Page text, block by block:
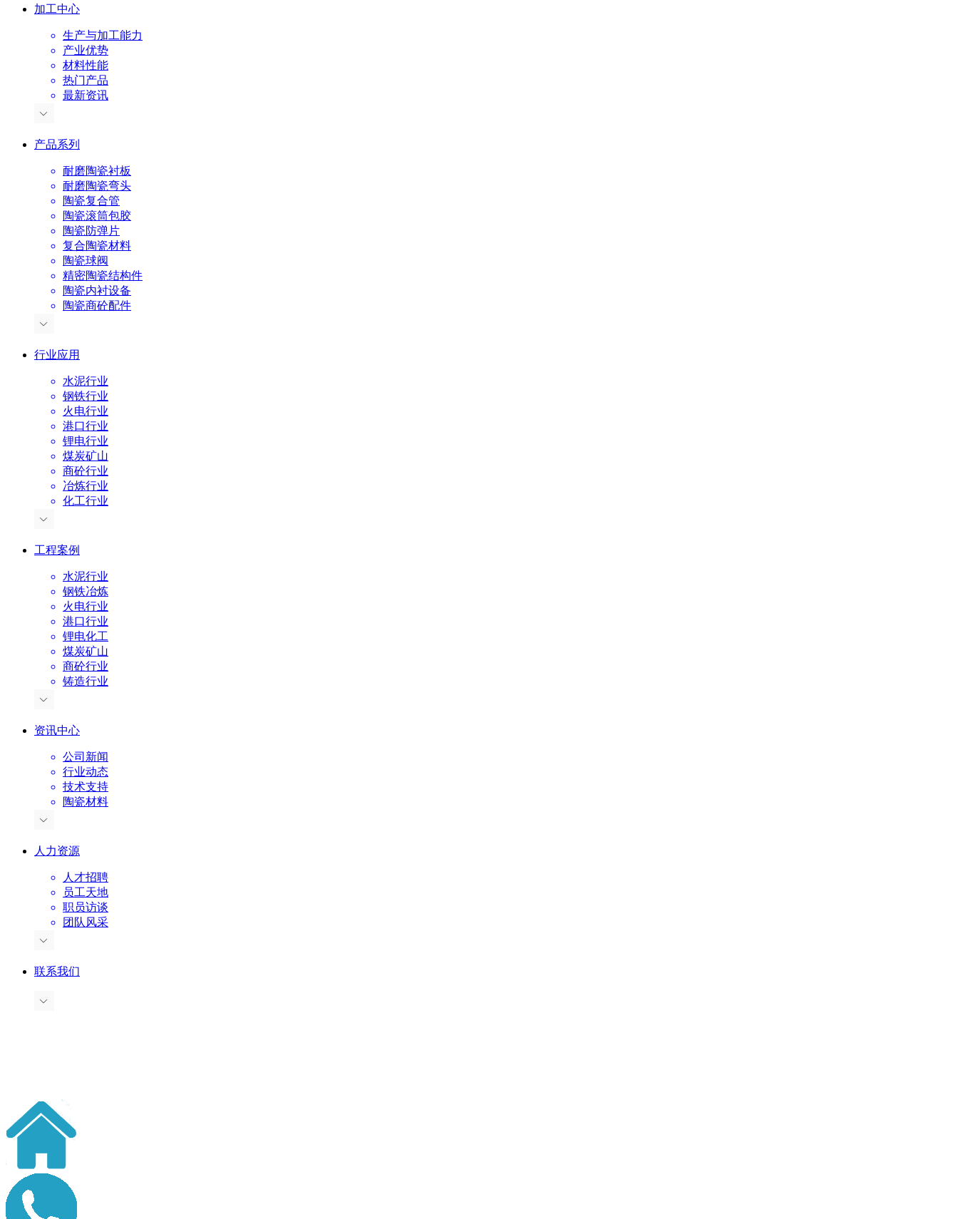
加工中心
生产与加工能力
产业优势
材料性能
热门产品
最新资讯
产品系列
耐磨陶瓷衬板
耐磨陶瓷弯头
陶瓷复合管
陶瓷滚筒包胶
陶瓷防弹片
复合陶瓷材料
陶瓷球阀
精密陶瓷结构件
陶瓷内衬设备
陶瓷商砼配件
行业应用
水泥行业
钢铁行业
火电行业
港口行业
锂电行业
煤炭矿山
商砼行业
冶炼行业
化工行业
工程案例
水泥行业
钢铁冶炼
火电行业
港口行业
锂电化工
煤炭矿山
商砼行业
铸造行业
资讯中心
公司新闻
行业动态
技术支持
陶瓷材料
人力资源
人才招聘
员工天地
职员访谈
团队风采
联系我们